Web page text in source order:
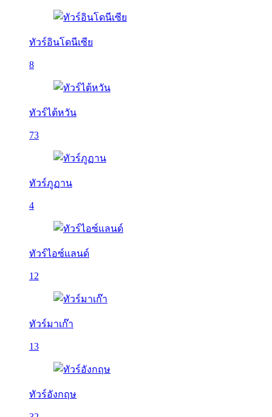
ทัวร์อินโดนีเซีย
8
ทัวร์ไต้หวัน
73
ทัวร์ภูฏาน
4
ทัวร์ไอซ์แลนด์
12
ทัวร์มาเก๊า
13
ทัวร์อังกฤษ